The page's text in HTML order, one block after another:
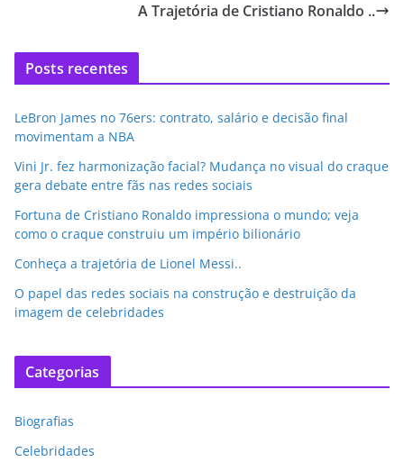
A Trajetória de Cristiano Ronaldo ..
Posts recentes
LeBron James no 76ers: contrato, salário e decisão final
movimentam a NBA
Vini Jr. fez harmonização facial? Mudança no visual do craque
gera debate entre fãs nas redes sociais
Fortuna de Cristiano Ronaldo impressiona o mundo; veja
como o craque construiu um império bilionário
Conheça a trajetória de Lionel Messi..
O papel das redes sociais na construção e destruição da
imagem de celebridades
Categorias
Biografias
Celebridades